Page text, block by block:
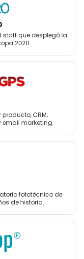
staff que desplegó la
2020.
producto, CRM,
email marketing.
fototécnico de
de historia.